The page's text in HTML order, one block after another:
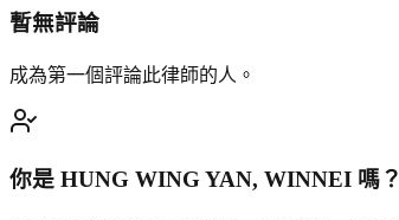
暫無評論
成為第一個評論此律師的人。
你是 HUNG WING YAN, WINNEI 嗎？